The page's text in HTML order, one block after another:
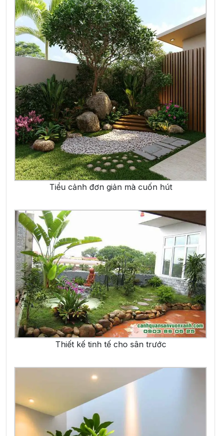
Tiểu cảnh đơn giản mà cuốn hút
Thiết kế tinh tế cho sân trước